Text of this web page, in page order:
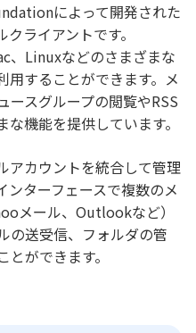
によって開発された
ライアントです。
、Linuxなどのさまざまな
用することができます。メ
ースグループの閲覧やRSS
機能を提供しています。
カウントを統合して管理
ンターフェースで複数のメ
メール、Outlookなど）
の送受信、フォルダの管
ができます。